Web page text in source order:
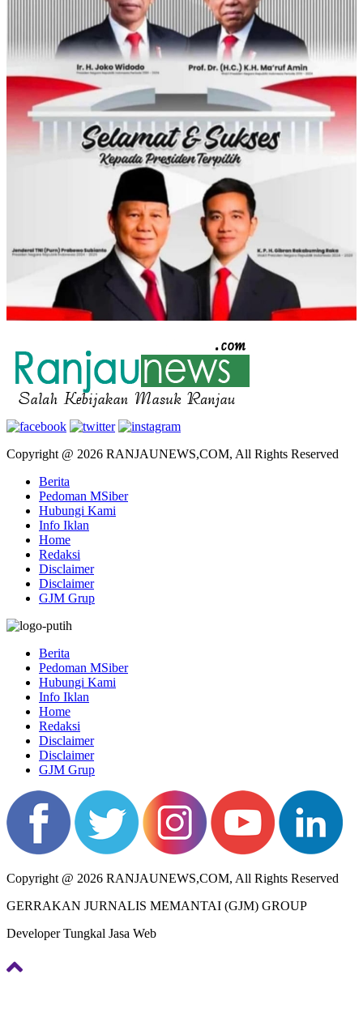
Copyright @ 2026 RANJAUNEWS,COM, All Rights Reserved
Berita
Pedoman MSiber
Hubungi Kami
Info Iklan
Home
Redaksi
Disclaimer
Disclaimer
GJM Grup
Berita
Pedoman MSiber
Hubungi Kami
Info Iklan
Home
Redaksi
Disclaimer
Disclaimer
GJM Grup
Copyright @ 2026 RANJAUNEWS,COM, All Rights Reserved
GERRAKAN JURNALIS MEMANTAI (GJM) GROUP
Developer Tungkal Jasa Web